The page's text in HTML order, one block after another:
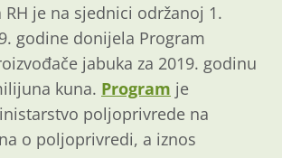
RH je na sjednici održanoj 1.
godine donijela Program
jabuka za 2019. godinu
kuna. Program je
poljoprivrede na
o poljoprivredi, a iznos